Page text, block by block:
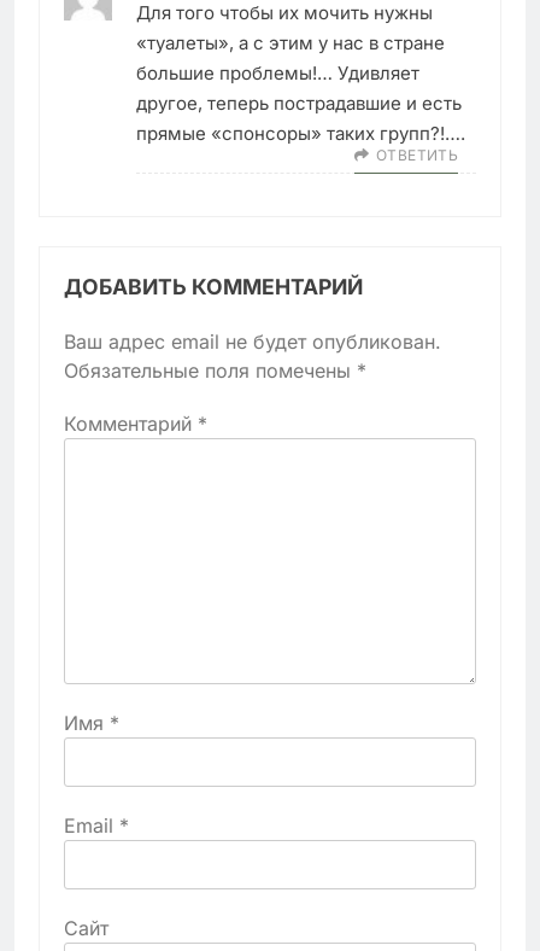
Для того чтобы их мочить нужны
«туалеты», а с этим у нас в стране
большие проблемы!… Удивляет
другое, теперь пострадавшие и есть
прямые «спонсоры» таких групп?!….
ОТВЕТИТЬ
ДОБАВИТЬ КОММЕНТАРИЙ
Ваш адрес email не будет опубликован.
Обязательные поля помечены *
Комментарий *
Имя *
Email *
Сайт